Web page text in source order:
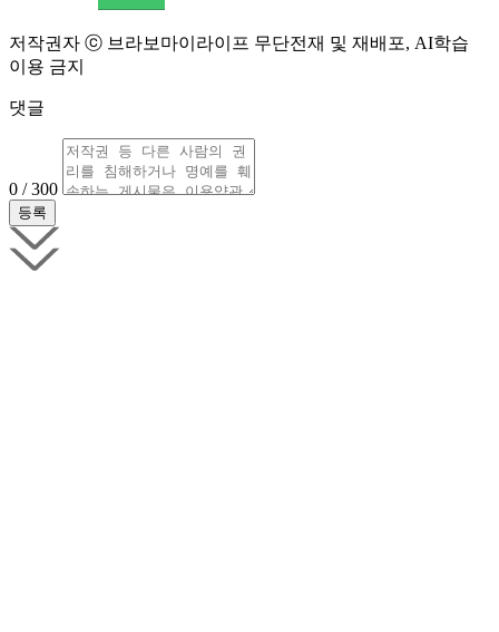
저작권자 ⓒ 브라보마이라이프 무단전재 및 재배포, AI학습
이용 금지
댓글
0 / 300